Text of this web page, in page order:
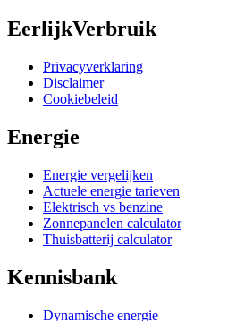
EerlijkVerbruik
Privacyverklaring
Disclaimer
Cookiebeleid
Energie
Energie vergelijken
Actuele energie tarieven
Elektrisch vs benzine
Zonnepanelen calculator
Thuisbatterij calculator
Kennisbank
Dynamische energie